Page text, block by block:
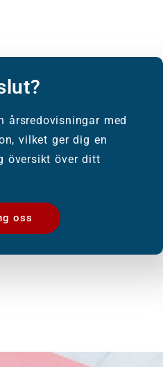
årsredovisningar med
vilket ger dig en
översikt över ditt
oss